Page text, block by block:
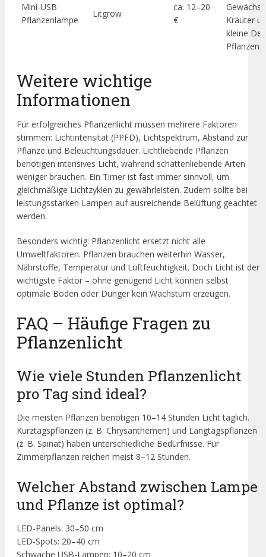
Mini-USB
Pflanzenlampe
Litgrow
ca. 12–20
€
Kräuter
kleine
Pflanzen.
Weitere wichtige
Informationen
Für erfolgreiches Pflanzenlicht müssen mehrere Faktoren
stimmen: Lichtintensität (PPFD), Lichtspektrum, Abstand zur
Pflanze und Beleuchtungsdauer. Lichtliebende Pflanzen
benötigen intensives Licht, während schattenliebende Arten
weniger brauchen. Ein Timer ist fast immer sinnvoll, um
gleichmäßige Lichtzyklen zu gewährleisten. Zudem sollte bei
leistungsstarken Lampen auf ausreichende Belüftung geachtet
werden.
Besonders wichtig: Pflanzenlicht ersetzt nicht alle
Umweltfaktoren. Pflanzen brauchen weiterhin Wasser,
Nährstoffe, Temperatur und Luftfeuchtigkeit. Doch Licht ist der
wichtigste Faktor – ohne genügend Licht können selbst
optimale Böden oder Dünger kein Wachstum erzeugen.
FAQ – Häufige Fragen zu
Pflanzenlicht
Wie viele Stunden Pflanzenlicht
pro Tag sind ideal?
Die meisten Pflanzen benötigen 10–14 Stunden Licht täglich.
Kurztagspflanzen (z. B. Chrysanthemen) und Langtagspflanzen
(z. B. Spinat) haben unterschiedliche Bedürfnisse. Für
Zimmerpflanzen reichen meist 8–12 Stunden.
Welcher Abstand zwischen Lampe
und Pflanze ist optimal?
LED-Panels: 30–50 cm
LED-Spots: 20–40 cm
Schwache USB-Lampen: 10–20 cm